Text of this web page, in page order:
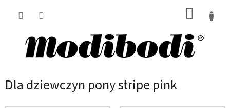
Dla dziewczyn pony stripe pink